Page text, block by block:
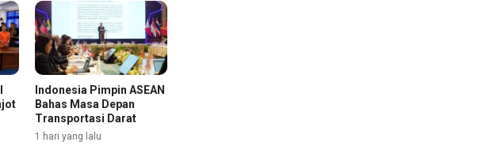
Indonesia Pimpin ASEAN
Bahas Masa Depan
Transportasi Darat
1 hari yang lalu